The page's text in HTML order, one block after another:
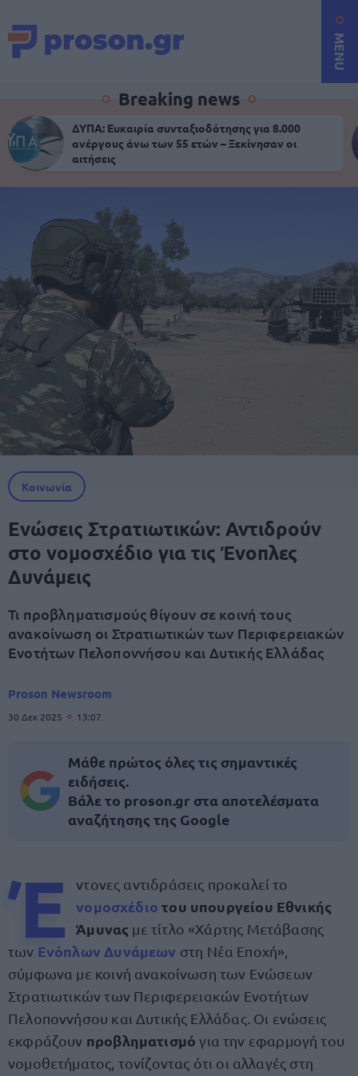
MENU
Breaking news
ΔΥΠΑ: Ευκαιρία συνταξιοδότησης για 8.000
ανέργους άνω των 55 ετών – Ξεκίνησαν οι
αιτήσεις
Κοινωνία
Ενώσεις Στρατιωτικών: Αντιδρούν
στο νομοσχέδιο για τις Ένοπλες
Δυνάμεις
Τι προβληματισμούς θίγουν σε κοινή τους
ανακοίνωση οι Στρατιωτικών των Περιφερειακών
Ενοτήτων Πελοποννήσου και Δυτικής Ελλάδας
Proson Newsroom
30 Δεκ 2025 13:07
Μάθε πρώτος όλες τις σημαντικές
ειδήσεις.
Βάλε το proson.gr στα αποτελέσματα
αναζήτησης της Google
Έ ντονες αντιδράσεις προκαλεί το
νομοσχέδιο του υπουργείου Εθνικής
Άμυνας με τίτλο «Χάρτης Μετάβασης
των Ενόπλων Δυνάμεων στη Νέα Εποχή»,
σύμφωνα με κοινή ανακοίνωση των Ενώσεων
Στρατιωτικών των Περιφερειακών Ενοτήτων
Πελοποννήσου και Δυτικής Ελλάδας. Οι ενώσεις
εκφράζουν προβληματισμόγια την εφαρμογή του
νομοθετήματος, τονίζοντας ότι οι αλλαγές στη